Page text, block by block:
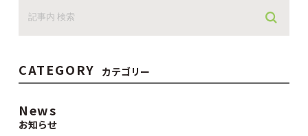
CATEGORY カテゴリー
News
お知らせ